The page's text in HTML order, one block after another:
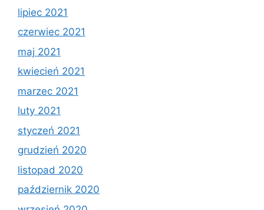
lipiec 2021
czerwiec 2021
maj 2021
kwiecień 2021
marzec 2021
luty 2021
styczeń 2021
grudzień 2020
listopad 2020
październik 2020